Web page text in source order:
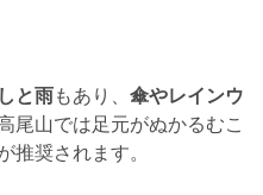
と雨もあり、 傘やレインウ
尾山では足元がぬかるむこ
推奨されます。